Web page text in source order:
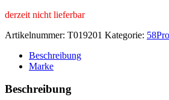
derzeit nicht lieferbar
Artikelnummer: T019201 Kategorie:
Beschreibung
Marke
Beschreibung